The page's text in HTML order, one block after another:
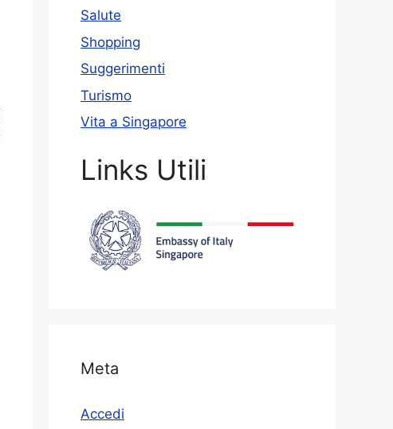
Salute
Shopping
Suggerimenti
Turismo
Vita a Singapore
Links Utili
Meta
Accedi